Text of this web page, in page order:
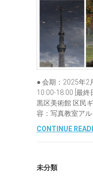
● 会期：2025年2
10:00-18:00 [最
黒区美術館 区
容：写真教室ア
CONTINUE
未分類